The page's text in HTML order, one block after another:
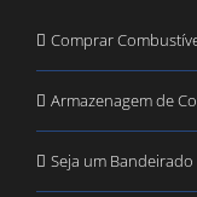
Comprar
Armazenagem de
Seja um Bandeirado